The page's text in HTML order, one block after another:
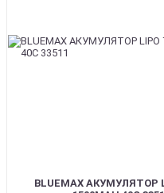
BLUEMAX АКУМУЛЯТОР